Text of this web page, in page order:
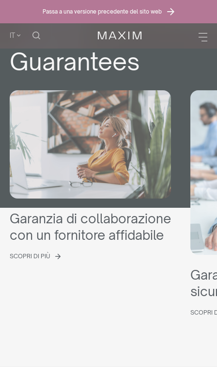
Passa a una versione precedente del sito web
IT
Guarantees
Garanzia di collaborazione
con un fornitore affidabile
SCOPRI DI PIÙ
SCOPRI